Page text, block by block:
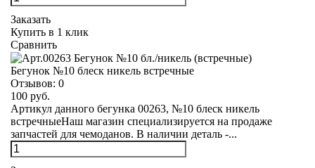
Заказать
Купить в 1 клик
Сравнить
Бегунок №10 блеск никель встречные
Отзывов: 0
100 руб.
Артикул данного бегунка 00263, №10 блеск никель
встречныеНаш магазин специализируется на продаже
запчастей для чемоданов. В наличии деталь -...